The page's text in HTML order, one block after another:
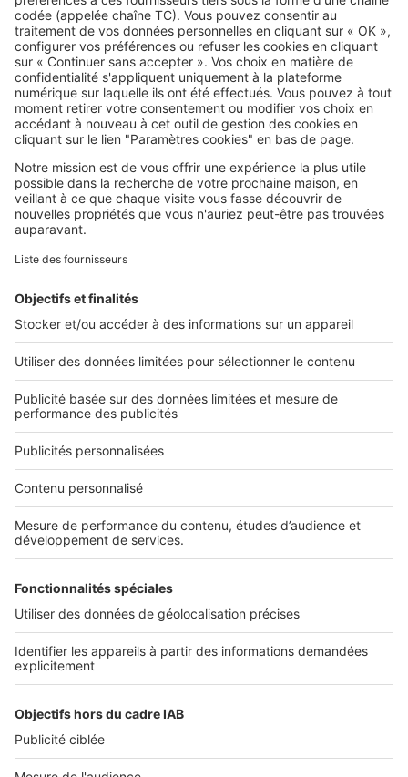
SeLoger c'est aussi
Retrouvez-nous sur ...
L'ENTREPRISE
Qui sommes-nous ?
Nous contacter
Nous recrutons
NOS APPLICATIONS
Découvrez nos applications
Tous nos services pro
Accès client
Mes annonces sur SeLoger
À DÉCOUVRIR
Tout l'immobilier
Toutes les villes
Tous les départements